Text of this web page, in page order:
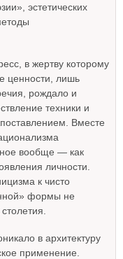
эстетических
в жертву которому
ценности, лишь
рождало и
техники и
Вместе
вообще — как
личности.
к чисто
формы не
в архитектуру
применение.